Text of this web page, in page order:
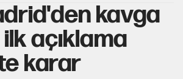
kavga
açıklama
karar